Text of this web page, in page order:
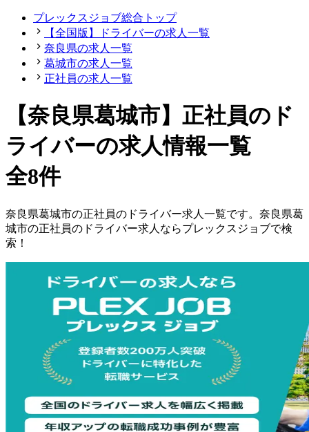
プレックスジョブ総合トップ
【全国版】ドライバーの求人一覧
奈良県の求人一覧
葛城市の求人一覧
正社員の求人一覧
【奈良県葛城市】正社員のド
ライバーの求人情報一覧
全8件
奈良県葛城市の正社員の ドライバー求人一覧です。 奈良県葛
城市の正社員の ドライバー求人ならプレックスジョブで検
索！